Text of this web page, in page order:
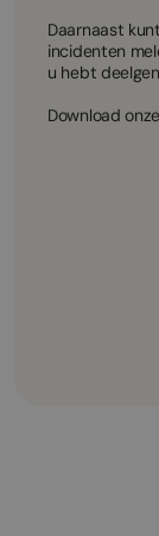
Daarnaast
incidenten
u hebt
Download